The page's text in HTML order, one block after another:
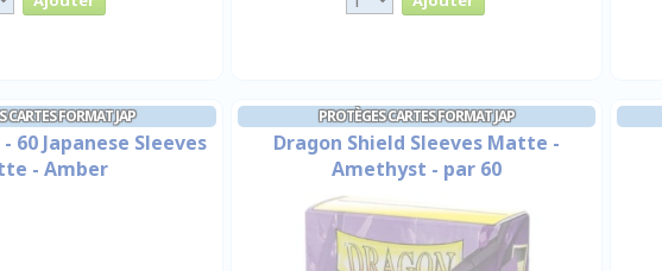
CARTES FORMAT JAP
60 Japanese Sleeves
- Amber
PROTÈGES CARTES FORMAT JAP
Dragon Shield Sleeves Matte -
Amethyst - par 60